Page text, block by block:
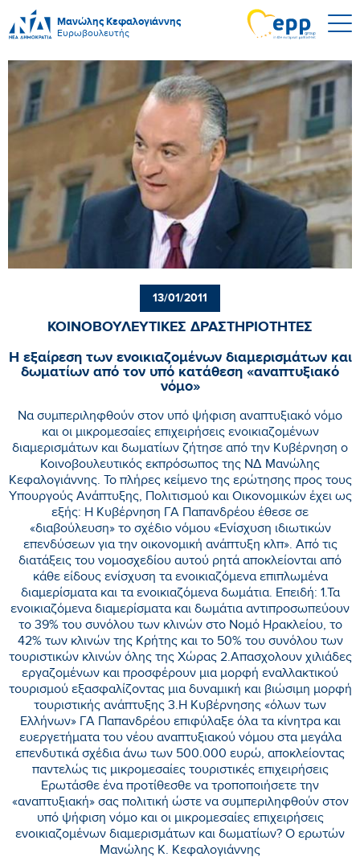
Μανώλης Κεφαλογιάννης
Ευρωβουλευτής
13/01/2011
ΚΟΙΝΟΒΟΥΛΕΥΤΙΚΕΣ ΔΡΑΣΤΗΡΙΟΤΗΤΕΣ
Η εξαίρεση των ενοικιαζομένων διαμερισμάτων και
δωματίων από τον υπό κατάθεση «αναπτυξιακό
νόμο»
Να συμπεριληφθούν στον υπό ψήφιση αναπτυξιακό νόμο
και οι μικρομεσαίες επιχειρήσεις ενοικιαζομένων
διαμερισμάτων και δωματίων ζήτησε από την Κυβέρνηση ο
Κοινοβουλευτικός εκπρόσωπος της ΝΔ Μανώλης
Κεφαλογιάννης. Το πλήρες κείμενο της ερώτησης προς τους
Υπουργούς Ανάπτυξης, Πολιτισμού και Οικονομικών έχει ως
εξής: Η Κυβέρνηση ΓΑ Παπανδρέου έθεσε σε
«διαβούλευση» το σχέδιο νόμου «Ενίσχυση ιδιωτικών
επενδύσεων για την οικονομική ανάπτυξη κλπ». Από τις
διατάξεις του νομοσχεδίου αυτού ρητά αποκλείονται από
κάθε είδους ενίσχυση τα ενοικιαζόμενα επιπλωμένα
διαμερίσματα και τα ενοικιαζόμενα δωμάτια. Επειδή: 1.Τα
ενοικιαζόμενα διαμερίσματα και δωμάτια αντιπροσωπεύουν
το 39% του συνόλου των κλινών στο Νομό Ηρακλείου, το
42% των κλινών της Κρήτης και το 50% του συνόλου των
τουριστικών κλινών όλης της Χώρας 2.Απασχολουν χιλιάδες
εργαζομένων και προσφέρουν μια μορφή εναλλακτικού
τουρισμού εξασφαλίζοντας μια δυναμική και βιώσιμη μορφή
τουριστικής ανάπτυξης 3.Η Κυβέρνησης «όλων των
Ελλήνων» ΓΑ Παπανδρέου επιφύλαξε όλα τα κίνητρα και
ευεργετήματα του νέου αναπτυξιακού νόμου στα μεγάλα
επενδυτικά σχέδια άνω των 500.000 ευρώ, αποκλείοντας
παντελώς τις μικρομεσαίες τουριστικές επιχειρήσεις
Ερωτάσθε ένα προτίθεσθε να τροποποιήσετε την
«αναπτυξιακή» σας πολιτική ώστε να συμπεριληφθούν στον
υπό ψήφιση νόμο και οι μικρομεσαίες επιχειρήσεις
ενοικιαζομένων διαμερισμάτων και δωματίων? Ο ερωτών
Μανώλης Κ. Κεφαλογιάννης